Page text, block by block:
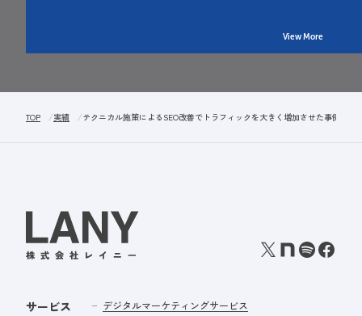
View More
TOP 実績 テクニカル施策によるSEO改善でトラフィックを大きく増加させた事例
サービス デジタルマーケティングサービス